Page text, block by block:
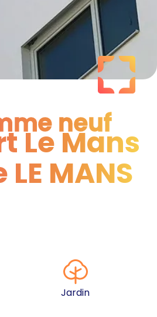
neuf
neuf
Le Mans
MANS
Jardin